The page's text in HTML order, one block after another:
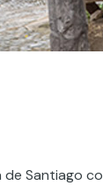
de Santiago